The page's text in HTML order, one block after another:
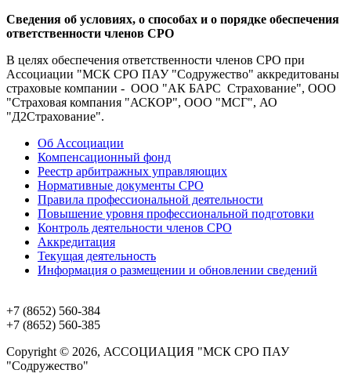
Сведения об условиях, о способах и о порядке обеспечения
ответственности членов СРО
В целях обеспечения ответственности членов СРО при
Ассоциации "МСК СРО ПАУ "Содружество" аккредитованы
страховые компании - ООО "АК БАРС Страхование", ООО
"Страховая компания "АСКОР", ООО "МСГ", АО
"Д2Страхование".
Об Ассоциации
Компенсационный фонд
Реестр арбитражных управляющих
Нормативные документы СРО
Правила профессиональной деятельности
Повышение уровня профессиональной подготовки
Контроль деятельности членов СРО
Аккредитация
Текущая деятельность
Информация о размещении и обновлении сведений
+7 (8652) 560-384
+7 (8652) 560-385
Copyright © 2026, АССОЦИАЦИЯ "МСК СРО ПАУ
"Содружество"